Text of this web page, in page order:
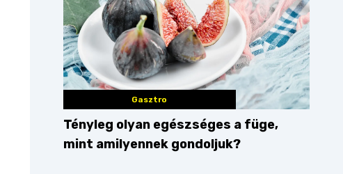
Gasztro
Tényleg olyan egészséges a füge,
mint amilyennek gondoljuk?